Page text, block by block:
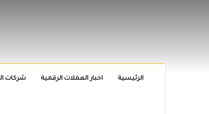
الرئيسية اخبار العملات الرقمية شركات